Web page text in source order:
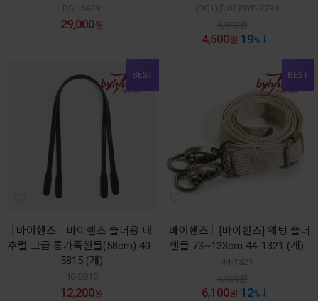
BSH5429
29,000원
(D01)(D02)BYP-2791
5,500원
4,500원 19%
바이핸즈
바이핸즈 숄더용 내
추럴 고급 통가죽핸들(58cm) 40-
5815 (개)
40-5815
12,200원
바이핸즈
[바이핸즈] 웨빙 숄더
핸들 73~133cm 44-1321 (개)
44-1321
6,900원
6,100원 12%